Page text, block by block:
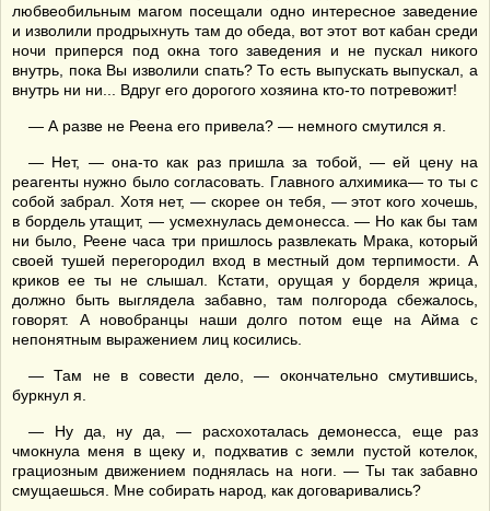
любвеобильным магом посещали одно интересное заведение
и изволили продрыхнуть там до обеда, вот этот вот кабан среди
ночи приперся под окна того заведения и не пускал никого
внутрь, пока Вы изволили спать? То есть выпускать выпускал, а
внутрь ни ни... Вдруг его дорогого хозяина кто-то потревожит!
— А разве не Реена его привела? — немного смутился я.
— Нет, — она-то как раз пришла за тобой, — ей цену на
реагенты нужно было согласовать. Главного алхимика— то ты с
собой забрал. Хотя нет, — скорее он тебя, — этот кого хочешь,
в бордель утащит, — усмехнулась демонесса. — Но как бы там
ни было, Реене часа три пришлось развлекать Мрака, который
своей тушей перегородил вход в местный дом терпимости. А
криков ее ты не слышал. Кстати, орущая у борделя жрица,
должно быть выглядела забавно, там полгорода сбежалось,
говорят. А новобранцы наши долго потом еще на Айма с
непонятным выражением лиц косились.
— Там не в совести дело, — окончательно смутившись,
буркнул я.
— Ну да, ну да, — расхохоталась демонесса, еще раз
чмокнула меня в щеку и, подхватив с земли пустой котелок,
грациозным движением поднялась на ноги. — Ты так забавно
смущаешься. Мне собирать народ, как договаривались?